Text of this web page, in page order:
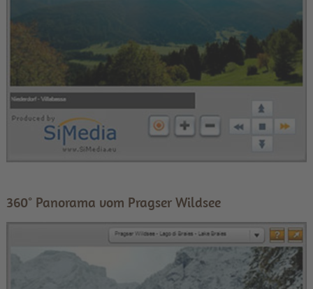
360° Panorama vom Pragser Wildsee